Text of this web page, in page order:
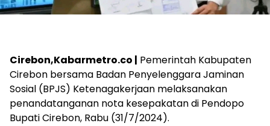
Cirebon,Kabarmetro.co | Pemerintah Kabupaten
Cirebon bersama Badan Penyelenggara Jaminan
Sosial (BPJS) Ketenagakerjaan melaksanakan
penandatanganan nota kesepakatan di Pendopo
Bupati Cirebon, Rabu (31/7/2024).